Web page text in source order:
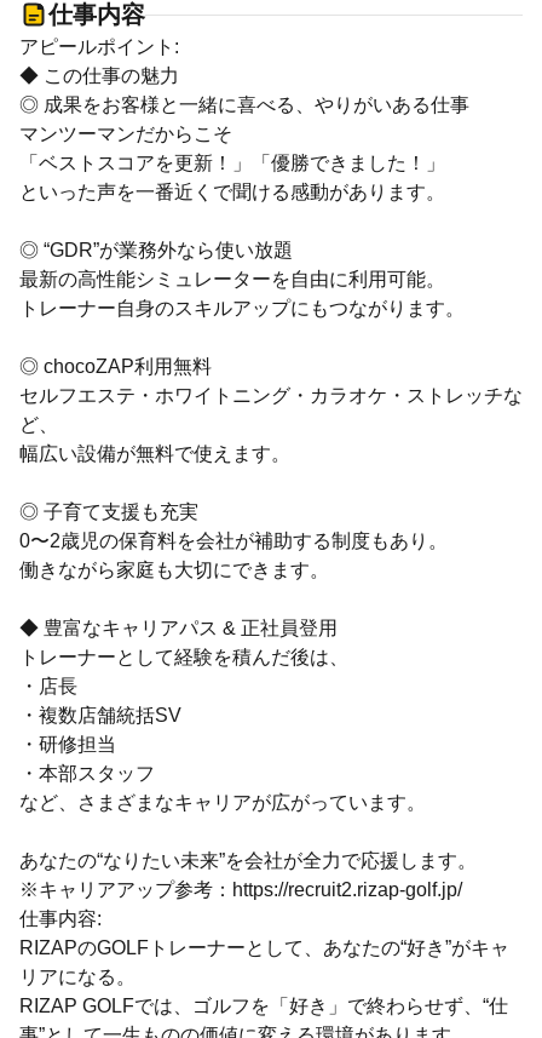
仕事内容
アピールポイント:
◆ この仕事の魅力
◎ 成果をお客様と一緒に喜べる、やりがいある仕事
マンツーマンだからこそ
「ベストスコアを更新！」「優勝できました！」
といった声を一番近くで聞ける感動があります。
◎ “GDR”が業務外なら使い放題
最新の高性能シミュレーターを自由に利用可能。
トレーナー自身のスキルアップにもつながります。
◎ chocoZAP利用無料
セルフエステ・ホワイトニング・カラオケ・ストレッチな
ど、
幅広い設備が無料で使えます。
◎ 子育て支援も充実
0〜2歳児の保育料を会社が補助する制度もあり。
働きながら家庭も大切にできます。
◆ 豊富なキャリアパス & 正社員登用
トレーナーとして経験を積んだ後は、
・店長
・複数店舗統括SV
・研修担当
・本部スタッフ
など、さまざまなキャリアが広がっています。
あなたの“なりたい未来”を会社が全力で応援します。
※キャリアアップ参考：https://recruit2.rizap-golf.jp/
仕事内容:
RIZAPのGOLFトレーナーとして、あなたの“好き”がキャ
リアになる。
RIZAP GOLFでは、ゴルフを「好き」で終わらせず、“仕